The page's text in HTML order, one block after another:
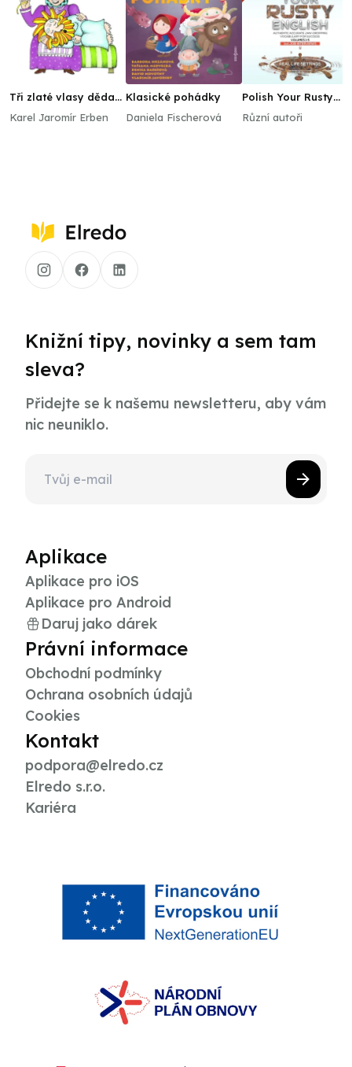
Tři zlaté vlasy děda
Karel Jaromír Erben
Klasické pohádky
Daniela Fischerová
Polish Your Rusty
Různí autoři
Knižní tipy, novinky a sem tam
sleva?
Přidejte se k našemu newsletteru, aby vám
nic neuniklo.
Aplikace
Aplikace pro iOS
Aplikace pro Android
Daruj jako dárek
Právní informace
Obchodní podmínky
Ochrana osobních údajů
Cookies
Kontakt
podpora@elredo.cz
Elredo s.r.o.
Kariéra